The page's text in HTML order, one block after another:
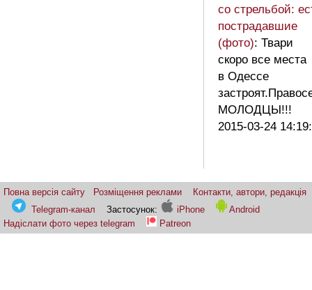
со стрельбой:
пострадавшие
(фото): Твари
скоро все места
в Одессе
МОЛОДЦЫ!!!
2015-03-24
Повна версія сайту Розміщення реклами
Контакти, автори, редакція
Telegram-канал
Застосунок: iPhone
Android
Надіслати фото через telegram
Patreon